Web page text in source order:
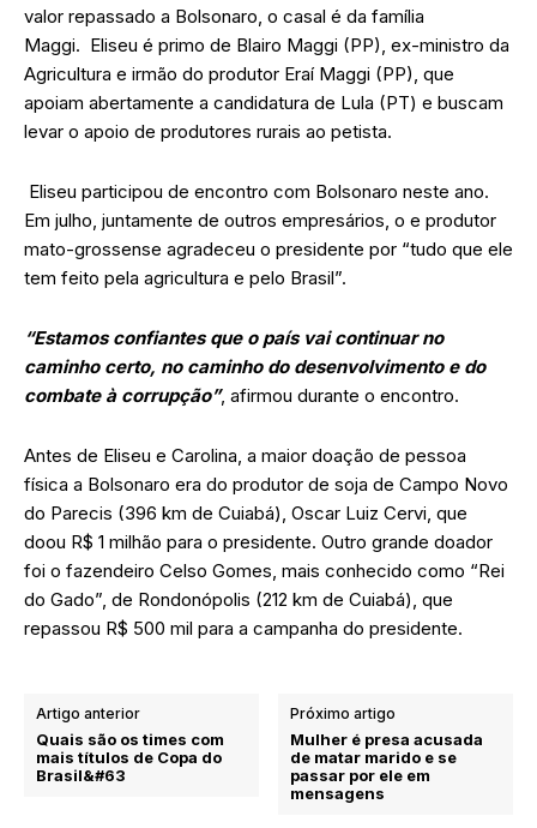
valor repassado a Bolsonaro, o casal é da família
Maggi. Eliseu é primo de Blairo Maggi (PP), ex-ministro da
Agricultura e irmão do produtor Eraí Maggi (PP), que
apoiam abertamente a candidatura de Lula (PT) e buscam
levar o apoio de produtores rurais ao petista.
Eliseu participou de encontro com Bolsonaro neste ano.
Em julho, juntamente de outros empresários, o e produtor
mato-grossense agradeceu o presidente por “tudo que ele
tem feito pela agricultura e pelo Brasil”.
“Estamos confiantes que o país vai continuar no
caminho certo, no caminho do desenvolvimento e do
combate à corrupção”, afirmou durante o encontro.
Antes de Eliseu e Carolina, a maior doação de pessoa
física a Bolsonaro era do produtor de soja de Campo Novo
do Parecis (396 km de Cuiabá), Oscar Luiz Cervi, que
doou R$ 1 milhão para o presidente. Outro grande doador
foi o fazendeiro Celso Gomes, mais conhecido como “Rei
do Gado”, de Rondonópolis (212 km de Cuiabá), que
repassou R$ 500 mil para a campanha do presidente.
Artigo anterior
Quais são os times com
mais títulos de Copa do
Brasil&#63
Próximo artigo
Mulher é presa acusada
de matar marido e se
passar por ele em
mensagens